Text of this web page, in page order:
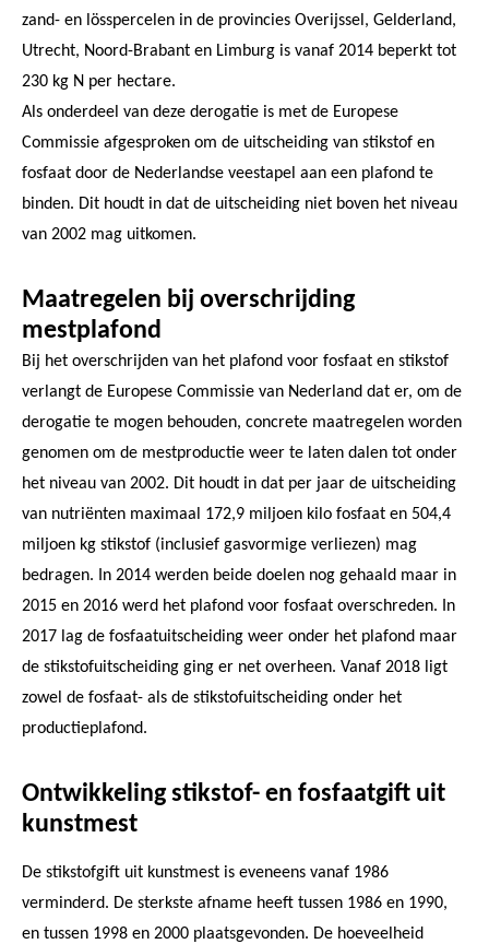
zand- en lösspercelen in de provincies Overijssel, Gelderland,
Utrecht, Noord-Brabant en Limburg is vanaf 2014 beperkt tot
230 kg N per hectare.
Als onderdeel van deze derogatie is met de Europese
Commissie afgesproken om de uitscheiding van stikstof en
fosfaat door de Nederlandse veestapel aan een plafond te
binden. Dit houdt in dat de uitscheiding niet boven het niveau
van 2002 mag uitkomen.
Maatregelen bij overschrijding
mestplafond
Bij het overschrijden van het plafond voor fosfaat en stikstof
verlangt de Europese Commissie van Nederland dat er, om de
derogatie te mogen behouden, concrete maatregelen worden
genomen om de mestproductie weer te laten dalen tot onder
het niveau van 2002. Dit houdt in dat per jaar de uitscheiding
van nutriënten maximaal 172,9 miljoen kilo fosfaat en 504,4
miljoen kg stikstof (inclusief gasvormige verliezen) mag
bedragen. In 2014 werden beide doelen nog gehaald maar in
2015 en 2016 werd het plafond voor fosfaat overschreden. In
2017 lag de fosfaatuitscheiding weer onder het plafond maar
de stikstofuitscheiding ging er net overheen. Vanaf 2018 ligt
zowel de fosfaat- als de stikstofuitscheiding onder het
productieplafond.
Ontwikkeling stikstof- en fosfaatgift uit
kunstmest
De stikstofgift uit kunstmest is eveneens vanaf 1986
verminderd. De sterkste afname heeft tussen 1986 en 1990,
en tussen 1998 en 2000 plaatsgevonden. De hoeveelheid